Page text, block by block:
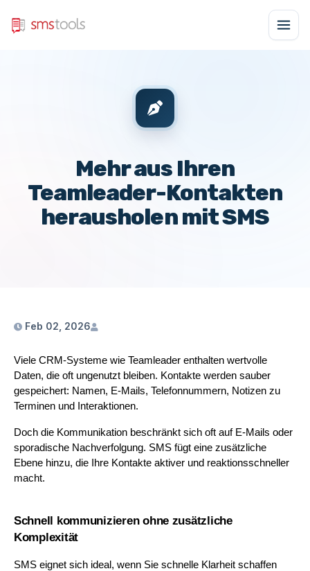
Mehr aus Ihren
Teamleader-Kontakten
herausholen mit SMS
Feb 02, 2026
Viele CRM-Systeme wie Teamleader enthalten wertvolle
Daten, die oft ungenutzt bleiben. Kontakte werden sauber
gespeichert: Namen, E-Mails, Telefonnummern, Notizen zu
Terminen und Interaktionen.
Doch die Kommunikation beschränkt sich oft auf E-Mails oder
sporadische Nachverfolgung. SMS fügt eine zusätzliche
Ebene hinzu, die Ihre Kontakte aktiver und reaktionsschneller
macht.
Schnell kommunizieren ohne zusätzliche
Komplexität
SMS eignet sich ideal, wenn Sie schnelle Klarheit schaffen